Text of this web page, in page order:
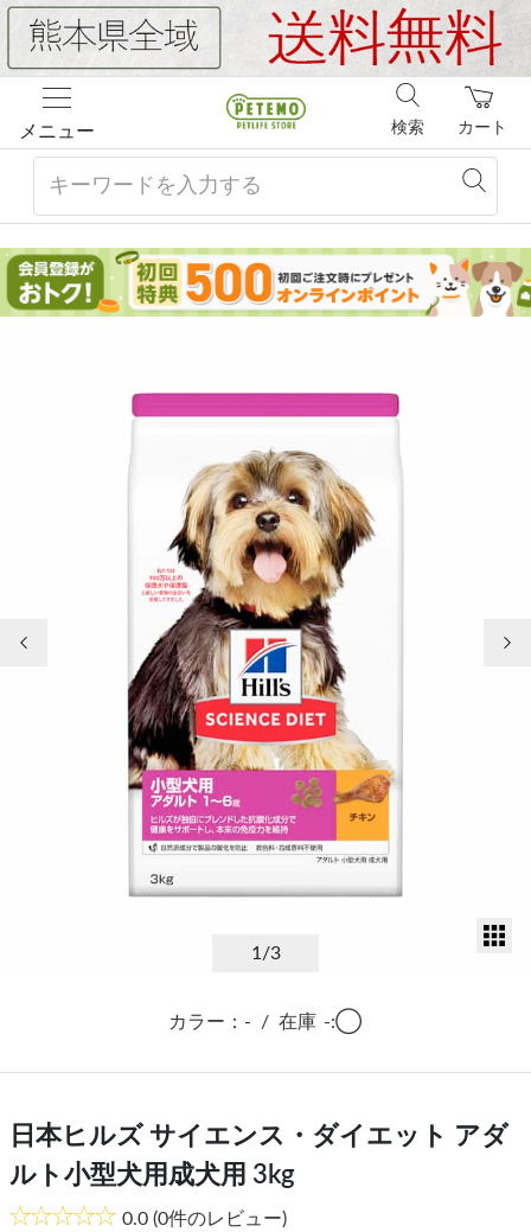
メニュー カート
検索
1/3
カラー：- / 在庫 -:◯
日本ヒルズ サイエンス・ダイエット アダ
ルト小型犬用成犬用 3kg
0.0 (0件のレビュー)